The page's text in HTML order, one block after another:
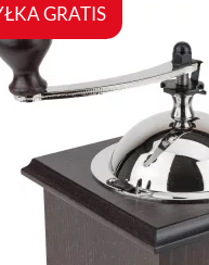
GRATIS